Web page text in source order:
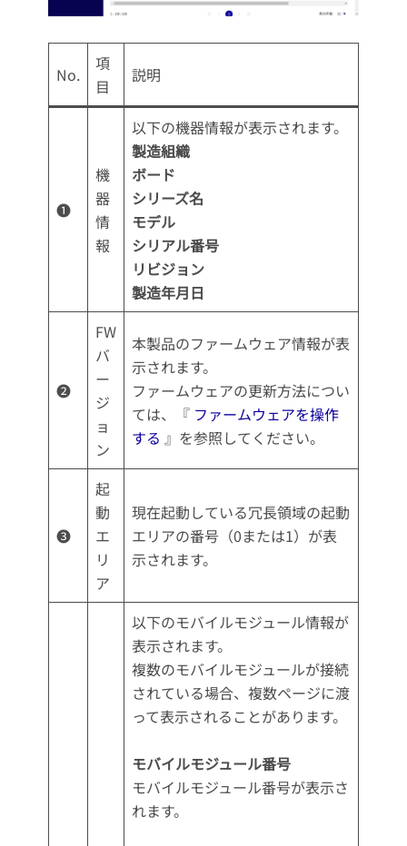
No.
項
目
説明
❶
機
器
情
報
以下の機器情報が表示されます。
製造組織
ボード
シリーズ名
モデル
シリアル番号
リビジョン
製造年月日
❷
FW
バ
ー
ジ
ョ
ン
本製品のファームウェア情報が表
示されます。
ファームウェアの更新方法につい
ては、『 ファームウェアを操作
する 』を参照してください。
❸
起
動
エ
リ
ア
現在起動している冗長領域の起動
エリアの番号（0または1）が表
示されます。
以下のモバイルモジュール情報が
表示されます。
複数のモバイルモジュールが接続
されている場合、複数ページに渡
って表示されることがあります。
モバイルモジュール番号
モバイルモジュール番号が表示さ
れます。